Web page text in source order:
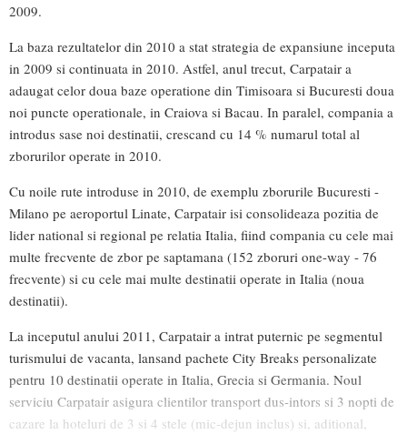
2009.
La baza rezultatelor din 2010 a stat strategia de expansiune inceputa
in 2009 si continuata in 2010. Astfel, anul trecut, Carpatair a
adaugat celor doua baze operatione din Timisoara si Bucuresti doua
noi puncte operationale, in Craiova si Bacau. In paralel, compania a
introdus sase noi destinatii, crescand cu 14 % numarul total al
zborurilor operate in 2010.
Cu noile rute introduse in 2010, de exemplu zborurile Bucuresti -
Milano pe aeroportul Linate, Carpatair isi consolideaza pozitia de
lider national si regional pe relatia Italia, fiind compania cu cele mai
multe frecvente de zbor pe saptamana (152 zboruri one-way - 76
frecvente) si cu cele mai multe destinatii operate in Italia (noua
destinatii).
La inceputul anului 2011, Carpatair a intrat puternic pe segmentul
turismului de vacanta, lansand pachete City Breaks personalizate
pentru 10 destinatii operate in Italia, Grecia si Germania. Noul
serviciu Carpatair asigura clientilor transport dus-intors si 3 nopti de
cazare la hoteluri de 3 si 4 stele (mic-dejun inclus) si, aditional,